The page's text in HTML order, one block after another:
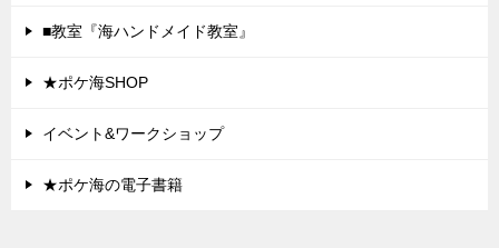
■教室『海ハンドメイド教室』
★ポケ海SHOP
イベント&ワークショップ
★ポケ海の電子書籍